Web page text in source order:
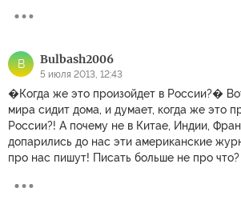
B Bulbash2006
5 июля 2013, 12:43
�Когда же это произойдет в России?�
мира сидит дома, и думает, когда же это
России?! А почему не в Китае, Индии,
допарились до нас эти американские
про нас пишут! Писать больше не про что?